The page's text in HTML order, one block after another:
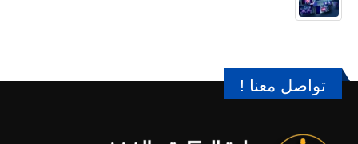
تواصل معنا !